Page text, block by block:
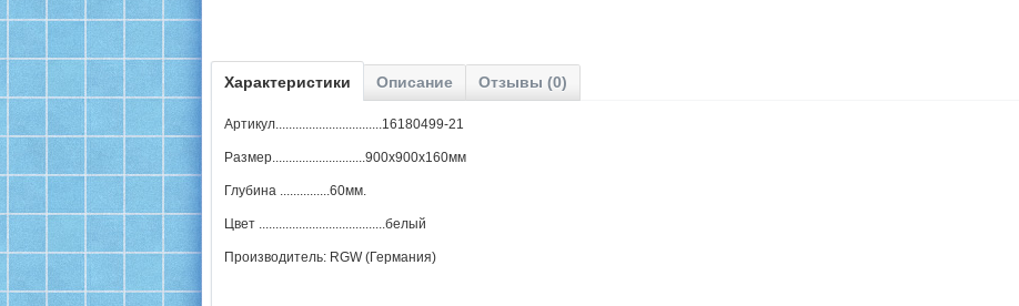
Характеристики Описание Отзывы (0)
Артикул................................16180499-21
Размер............................900х900х160мм
Глубина ...............60мм.
Цвет ......................................белый
Производитель: RGW (Германия)